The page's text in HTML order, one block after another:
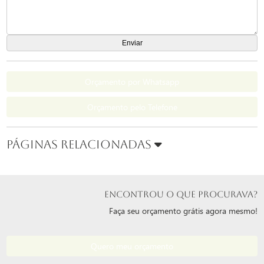
Páginas Relacionadas
ENCONTROU O QUE PROCURAVA?
Faça seu orçamento grátis agora mesmo!